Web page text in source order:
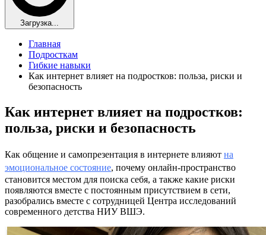
Загрузка...
Главная
Подросткам
Гибкие навыки
Как интернет влияет на подростков: польза, риски и
безопасность
Как интернет влияет на подростков:
польза, риски и безопасность
Как общение и самопрезентация в интернете влияют на
эмоциональное состояние, почему онлайн-пространство
становится местом для поиска себя, а также какие риски
появляются вместе с постоянным присутствием в сети,
разобрались вместе с сотрудницей Центра исследований
современного детства НИУ ВШЭ.